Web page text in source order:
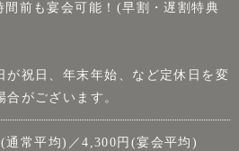
前も宴会可能！(早割・遅割特典
が祝日、年末年始、など定休日を変
合がございます。
通常平均)／4,300円(宴会平均)